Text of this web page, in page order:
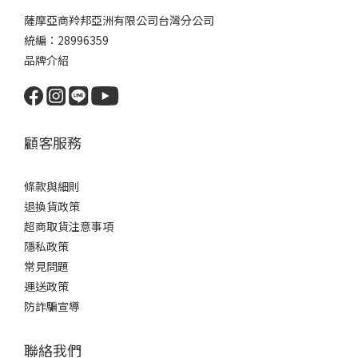
薩摩亞商羚邦亞洲有限公司台灣分公司
統編：28996359
品牌介紹
顧客服務
條款與細則
退換貨政策
超商取貨注意事項
隱私政策
常見問題
運送政策
防詐騙宣導
聯絡我們